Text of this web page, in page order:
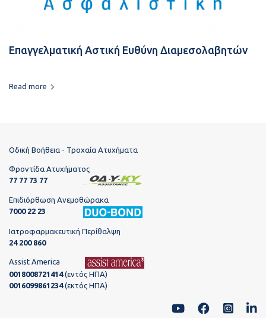
Επαγγελματική Αστική Ευθύνη Διαμεσολαβητών
Read more
Οδική Βοήθεια - Τροχαία Ατυχήματα
Φροντίδα Ατυχήματος
77 77 73 77
Επιδιόρθωση Ανεμοθώρακα
7000 22 23
Ιατροφαρμακευτική Περίθαλψη
24 200 860
Assist America
0018008721414(εντός ΗΠΑ)
0016099861234 (εκτός ΗΠΑ)